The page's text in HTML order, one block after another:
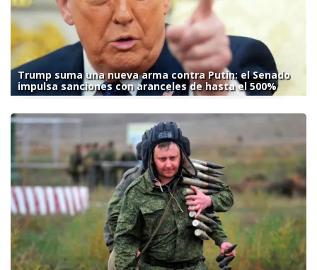
Trump suma una nueva arma contra Putin: el Senado
impulsa sanciones con aranceles de hasta el 500%